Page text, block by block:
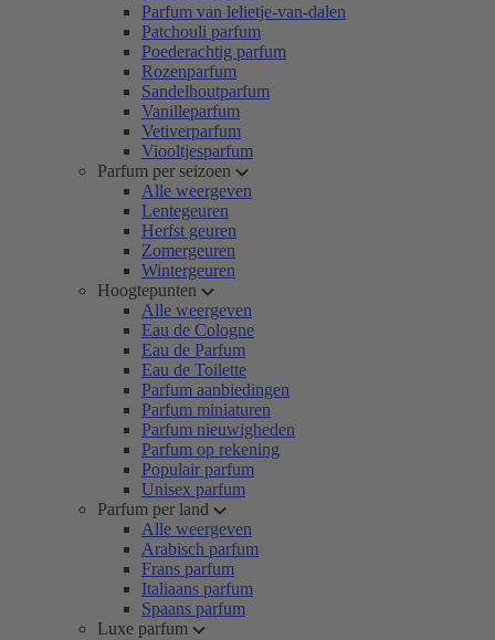
Parfum van lelietje-van-dalen
Patchouli parfum
Poederachtig parfum
Rozenparfum
Sandelhoutparfum
Vanilleparfum
Vetiverparfum
Viooltjesparfum
Parfum per seizoen
Alle weergeven
Lentegeuren
Herfst geuren
Zomergeuren
Wintergeuren
Hoogtepunten
Alle weergeven
Eau de Cologne
Eau de Parfum
Eau de Toilette
Parfum aanbiedingen
Parfum miniaturen
Parfum nieuwigheden
Parfum op rekening
Populair parfum
Unisex parfum
Parfum per land
Alle weergeven
Arabisch parfum
Frans parfum
Italiaans parfum
Spaans parfum
Luxe parfum